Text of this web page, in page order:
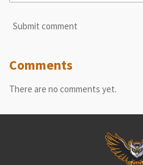
Submit comment
Comments
There are no comments yet.